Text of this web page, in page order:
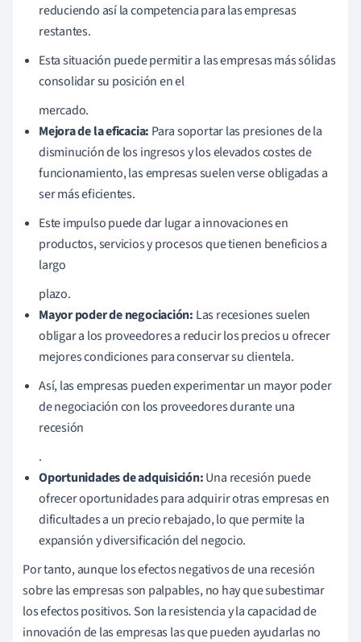
reduciendo así la competencia para las empresas
restantes.
Esta situación puede permitir a las empresas más sólidas
consolidar su posición en el
mercado.
Mejora de la eficacia: Para soportar las presiones de la
disminución de los ingresos y los elevados costes de
funcionamiento, las empresas suelen verse obligadas a
ser más eficientes.
Este impulso puede dar lugar a innovaciones en
productos, servicios y procesos que tienen beneficios a
largo
plazo.
Mayor poder de negociación: Las recesiones suelen
obligar a los proveedores a reducir los precios u ofrecer
mejores condiciones para conservar su clientela.
Así, las empresas pueden experimentar un mayor poder
de negociación con los proveedores durante una
recesión
.
Oportunidades de adquisición:Una recesión puede
ofrecer oportunidades para adquirir otras empresas en
dificultades a un precio rebajado, lo que permite la
expansión y diversificación del negocio.
Por tanto, aunque los efectos negativos de una recesión
sobre las empresas son palpables, no hay que subestimar
los efectos positivos. Son la resistencia y la capacidad de
innovación de las empresas las que pueden ayudarlas no